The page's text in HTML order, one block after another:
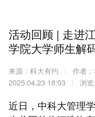
活动回顾 | 走进
学院大学师生解
来源：科大有约 作者
2025.04.23 18:03
浏
近日，中科大管理